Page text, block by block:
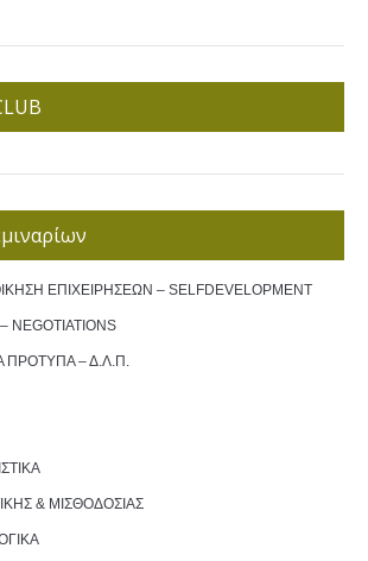
ΕΠΙΧΕΙΡΗΣΕΩΝ – SELFDEVELOPMENT
NEGOTIATIONS
ΠΡΟΤΥΠΑ – Δ.Λ.Π.
& ΜΙΣΘΟΔΟΣΙΑΣ